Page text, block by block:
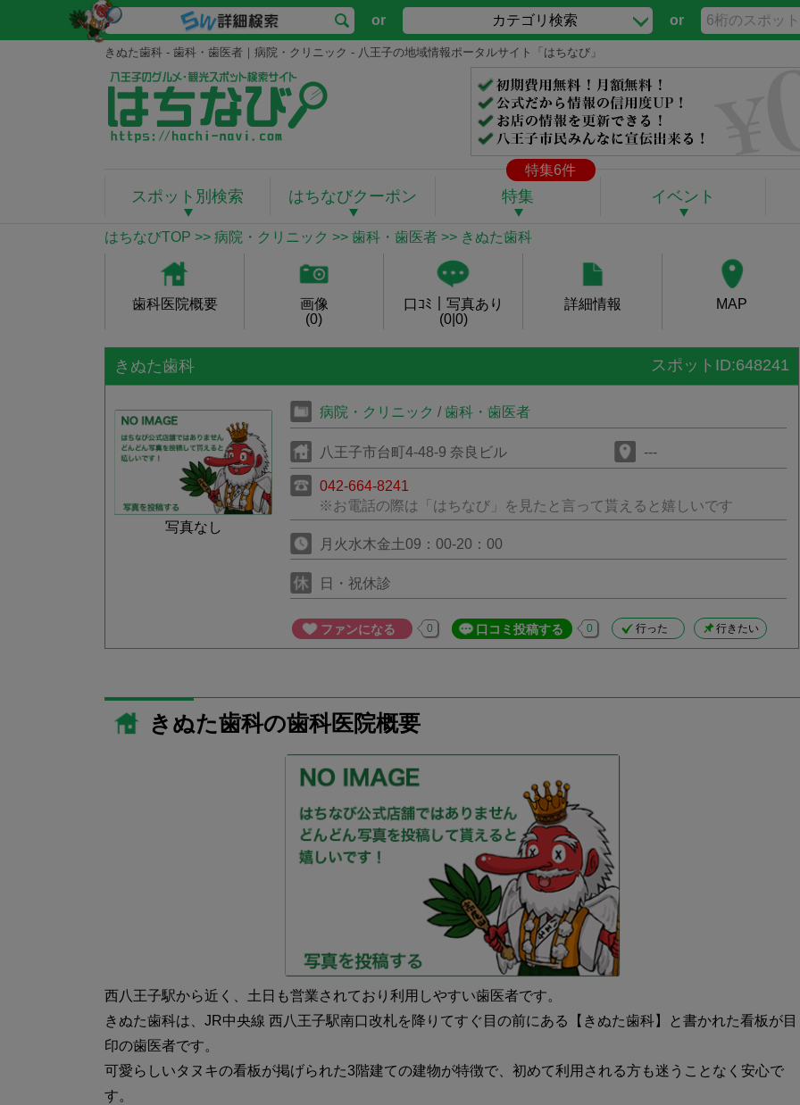
or カテゴリ検索 or
きぬた歯科 - 歯科・歯医者｜病院・クリニック - 八王子の地域情報ポータルサイト「はちなび」
特集6件
スポット別検索 はちなびクーポン 特集 イベント
はちなびTOP >> 病院・クリニック >> 歯科・歯医者 >> きぬた歯科
歯科医院概要
画像
(0)
口ｺﾐ｜写真あり
(0|0)
詳細情報 MAP
きぬた歯科 スポットID:648241
写真なし
病院・クリニック / 歯科・歯医者
八王子市台町4-48-9 奈良ビル ---
042-664-8241
※お電話の際は「はちなび」を見たと言って貰えると嬉しいです
月火水木金土09：00-20：00
日・祝休診
ファンになる 0 口コミ投稿する 0 行った 行きたい
きぬた歯科の歯科医院概要
西八王子駅から近く、土日も営業されており利用しやすい歯医者です。
きぬた歯科は、JR中央線 西八王子駅南口改札を降りてすぐ目の前にある【きぬた歯科】と書かれた看板が目
印の歯医者です。
可愛らしいタヌキの看板が掲げられた3階建ての建物が特徴で、初めて利用される方も迷うことなく安心で
す。